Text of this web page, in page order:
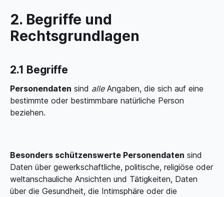
2. Begriffe und
Rechtsgrundlagen
2.1 Begriffe
Personendaten sind alleAngaben, die sich auf eine
bestimmte oder bestimmbare natürliche Person
beziehen.
Besonders schützenswerte Personendaten sind
Daten über gewerkschaftliche, politische, religiöse oder
weltanschauliche Ansichten und Tätigkeiten, Daten
über die Gesundheit, die Intimsphäre oder die